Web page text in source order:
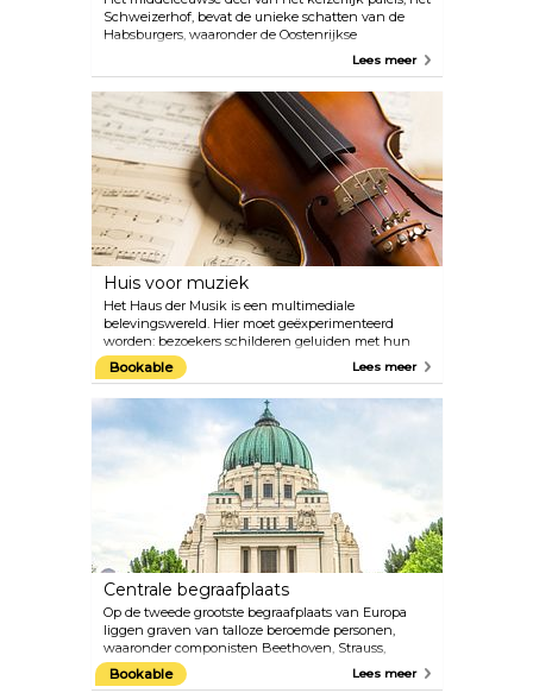
Schweizerhof, bevat de unieke schatten van de
Habsburgers, waaronder de Oostenrijkse
keizerskroon en de kroonjuwelen van het Heilige
van de Orde van het Gulden Vlies en de collecties
van onschatbare Bourgondische schatten uit de
15e eeuw. Juwelen van de Habsburgse keizerin en
stukken van de originele sieraden van keizerin
Elisabeth zijn hier ook te zien. Je kunt ook
legendarische schatten ontdekken zoals de Heilige
Lans uit de 8e eeuw, de grootste gesneden smaragd
ter wereld en de hoorn van de fantastische
eenhoorn.
Lees meer
Huis voor muziek
Het Haus der Musik is een multimediale
belevingswereld. Hier moet geëxperimenteerd
worden: bezoekers schilderen geluiden met hun
vingers en regisseren het Wiener Philharmonisch
Orkest. De akoestische reis varieert van prenatale
hoorervaringen over de ontwikkeling van het
menselijk oor en de eerste muziekinstrumenten tot
en met de geluiden van de kosmos. Genieën zoals
Wolfgang Amadeus Mozart en Johann Strauss
krijgen originele partituren, programma's, kostuums
en persoonlijke spullen voorgeschoteld. Op de
bovenste verdieping van het geluidsmuseum biedt
het restaurant Huth heerlijke Oostenrijkse
gerechten met een prachtig uitzicht over de daken
van Wenen.
Bookable Lees meer
Centrale begraafplaats
Op de tweede grootste begraafplaats van Europa
liggen graven van talloze beroemde personen,
waaronder componisten Beethoven, Strauss,
Mozart en Salieri. De begraafplaats met meerdere
denominaties vertegenwoordigt een uniek
Bookable Lees meer